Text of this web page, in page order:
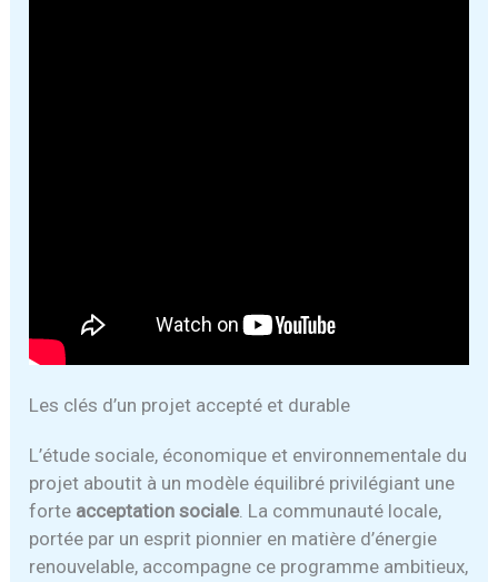
Les clés d’un projet accepté et durable
L’étude sociale, économique et environnementale du
projet aboutit à un modèle équilibré privilégiant une
forte acceptation sociale. La communauté locale,
portée par un esprit pionnier en matière d’énergie
renouvelable, accompagne ce programme ambitieux,